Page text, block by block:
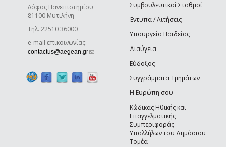
Λόφος Πανεπιστημίου
81100 Μυτιλήνη
Τηλ. 22510 36000
e-mail επικοινωνίας:
contactus@aegean.gr(link sends e-mail)
Συμβουλευτικοί Σταθμοί
Έντυπα / Αιτήσεις
Υπουργείο Παιδείας
Διαύγεια
Εύδοξος
Συγγράμματα Τμημάτων
Η Ευρώπη σου
Κώδικας Ηθικής και
Επαγγελματικής
Συμπεριφοράς
Υπαλλήλων του Δημόσιου
Τομέα